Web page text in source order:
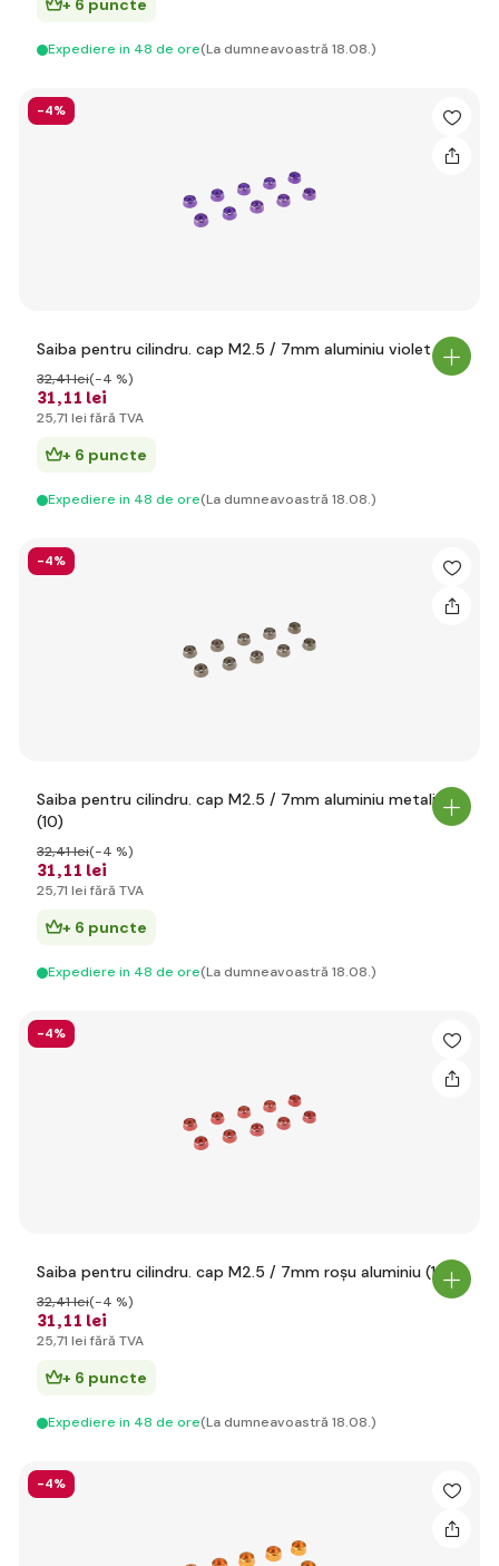
+ 6 puncte
Expediere in 48 de ore(La dumneavoastră 18.08.)
-4%
Saiba pentru cilindru. cap M2.5 / 7mm aluminiu violet (10)
31,11 lei
32,41 lei(-4 %)
25,71 lei fără TVA
+ 6 puncte
Expediere in 48 de ore(La dumneavoastră 18.08.)
-4%
Saiba pentru cilindru. cap M2.5 / 7mm aluminiu metalic
(10)
31,11 lei
32,41 lei(-4 %)
25,71 lei fără TVA
+ 6 puncte
Expediere in 48 de ore(La dumneavoastră 18.08.)
-4%
Saiba pentru cilindru. cap M2.5 / 7mm roșu aluminiu (10)
31,11 lei
32,41 lei(-4 %)
25,71 lei fără TVA
+ 6 puncte
Expediere in 48 de ore(La dumneavoastră 18.08.)
-4%